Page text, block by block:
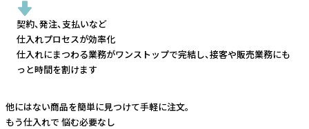
契約、発注、支払いなど
仕入れプロセスが効率化
仕入れにまつわる業務がワンストップで完結し、接客や販売業務にも
っと時間を割けます
他にはない商品を簡単に見つけて手軽に注文。
もう仕入れで 悩む必要なし